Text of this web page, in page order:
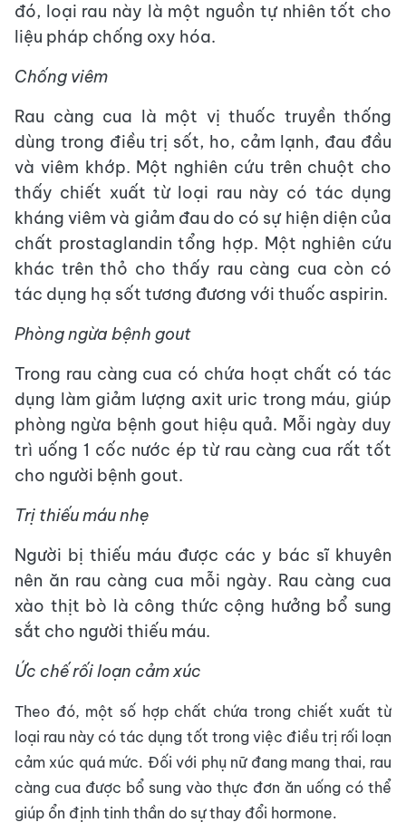
đó, loại rau này là một nguồn tự nhiên tốt cho
liệu pháp chống oxy hóa.
Chống viêm
Rau càng cua là một vị thuốc truyền thống
dùng trong điều trị sốt, ho, cảm lạnh, đau đầu
và viêm khớp. Một nghiên cứu trên chuột cho
thấy chiết xuất từ loại rau này có tác dụng
kháng viêm và giảm đau do có sự hiện diện của
chất prostaglandin tổng hợp. Một nghiên cứu
khác trên thỏ cho thấy rau càng cua còn có
tác dụng hạ sốt tương đương với thuốc aspirin.
Phòng ngừa bệnh gout
Trong rau càng cua có chứa hoạt chất có tác
dụng làm giảm lượng axit uric trong máu, giúp
phòng ngừa bệnh gout hiệu quả. Mỗi ngày duy
trì uống 1 cốc nước ép từ rau càng cua rất tốt
cho người bệnh gout.
Trị thiếu máu nhẹ
Người bị thiếu máu được các y bác sĩ khuyên
nên ăn rau càng cua mỗi ngày. Rau càng cua
xào thịt bò là công thức cộng hưởng bổ sung
sắt cho người thiếu máu.
Ức chế rối loạn cảm xúc
Theo đó, một số hợp chất chứa trong chiết xuất từ
loại rau này có tác dụng tốt trong việc điều trị rối loạn
cảm xúc quá mức. Đối với phụ nữ đang mang thai, rau
càng cua được bổ sung vào thực đơn ăn uống có thể
giúp ổn định tinh thần do sự thay đổi hormone.